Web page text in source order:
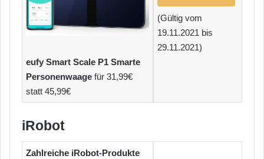
eufy Smart Scale P1 Smarte
Personenwaage für 31,99€
statt 45,99€
(Gültig vom
19.11.2021 bis
29.11.2021)
iRobot
Zahlreiche iRobot-Produkte